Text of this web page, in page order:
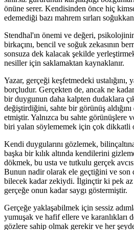
önüne serer. Kendisinden önce hiç
edemediği bazı mahrem sırları
Stendhal'ın önemi ve değeri,
birkaçını, bencil ve soğuk zekasının
sonsuza dek kalacak şekilde
nesiller için saklamaktan kaynaklanır.
Yazar, gerçeği keşfetmedeki ustalığını,
borçludur. Gerçekten de, ancak ne
bir duygunun daha kalpten dudaklara
değiştirdiğini, sahte bir görünüş
etmiştir. Yalnızca bu sahte görünüşlere
biri yalan söylememek için çok dikkatli
Kendi duygularını gözlemek,
başka bir kılık altında kendilerini
dökmek, bu usta ve tutkulu gerçek
Bunun nadir olarak ele geçtiğini ve son
bilecek kadar zekiydi. İlginçtir ki pek az
gerçeğe onun kadar saygı göstermiştir.
Gerçeğe yaklaşabilmek için sessiz
yumuşak ve hafif ellere ve karanlıkları
gözlere sahip olmak gerekir ve her